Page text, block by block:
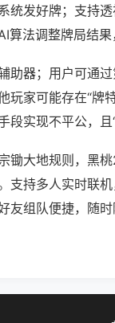
统发好牌；支持
算法调整牌局结果
助器；用户可通过
玩家可能存在“牌
实现不平公，且“
锄大地规则，黑
支持多人实时联
友组队便捷，随